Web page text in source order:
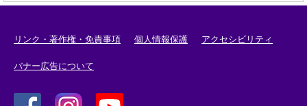
リンク・著作権・免責事項 個人情報保護 アクセシビリティ
バナー広告について